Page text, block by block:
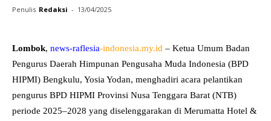
Penulis Redaksi - 13/04/2025
Lombok, news-raflesia-indonesia.my.id – Ketua Umum Badan
Pengurus Daerah Himpunan Pengusaha Muda Indonesia (BPD
HIPMI) Bengkulu, Yosia Yodan, menghadiri acara pelantikan
pengurus BPD HIPMI Provinsi Nusa Tenggara Barat (NTB)
periode 2025–2028 yang diselenggarakan di Merumatta Hotel &